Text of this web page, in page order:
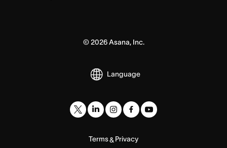
©2026Asana, Inc.
Language
Terms&Privacy